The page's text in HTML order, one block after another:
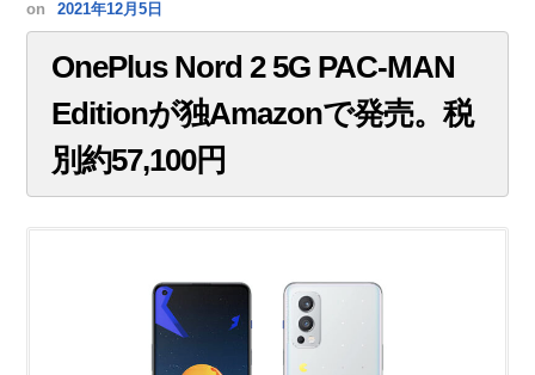
on 2021年12月5日
OnePlus Nord 2 5G PAC-MAN
Editionが独Amazonで発売。税
別約57,100円